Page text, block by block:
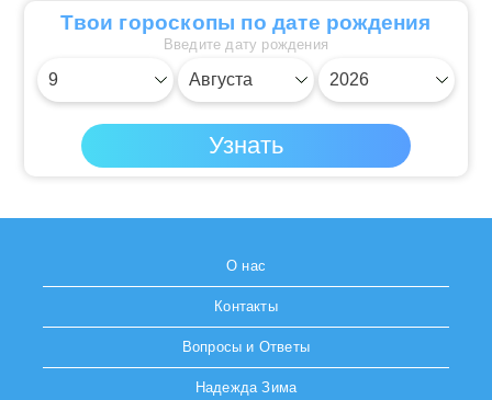
Твои гороскопы по дате рождения
Введите дату рождения
О нас
Контакты
Вопросы и Ответы
Надежда Зима